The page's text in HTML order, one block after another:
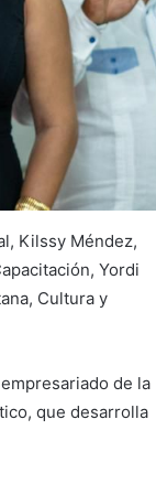
Kilssy Méndez,
Yordi
Cultura y
de la
que desarrolla